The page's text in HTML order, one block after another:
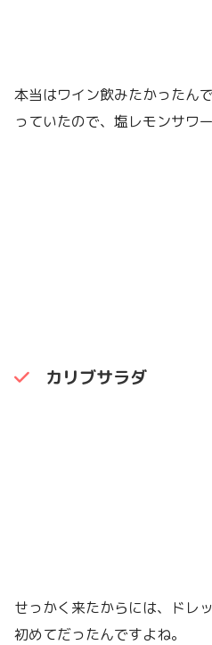
本当はワイン飲みたかったん
っていたので、塩レモンサワ
カリブサラダ
せっかく来たからには、ドレ
初めてだったんですよね。